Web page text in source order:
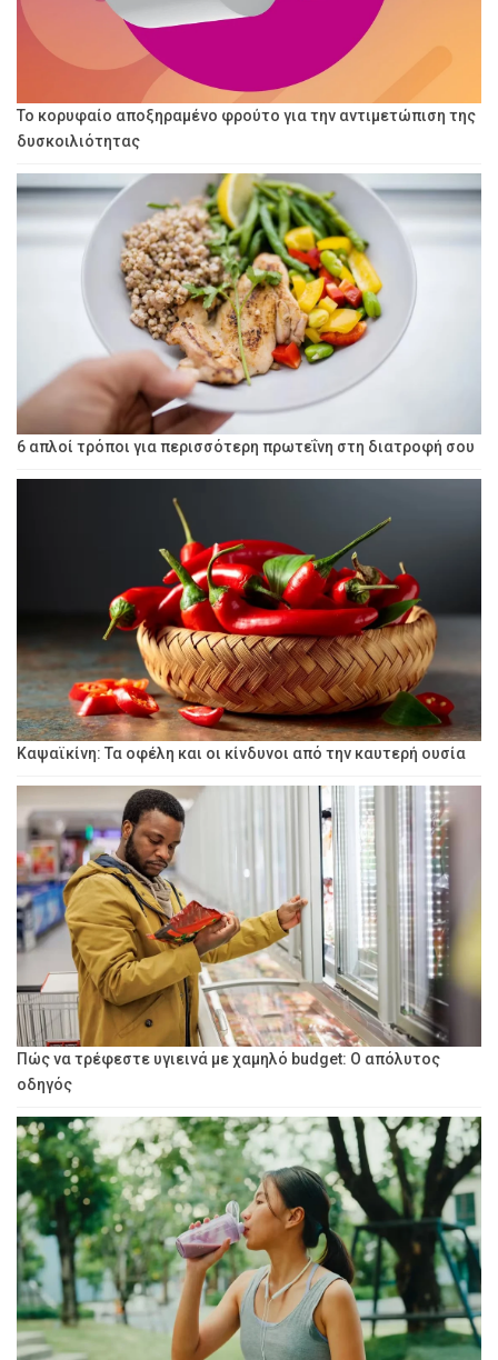
Το κορυφαίο αποξηραμένο φρούτο για την αντιμετώπιση της
δυσκοιλιότητας
6 απλοί τρόποι για περισσότερη πρωτεΐνη στη διατροφή σου
Καψαϊκίνη: Τα οφέλη και οι κίνδυνοι από την καυτερή ουσία
Πώς να τρέφεστε υγιεινά με χαμηλό budget: Ο απόλυτος
οδηγός